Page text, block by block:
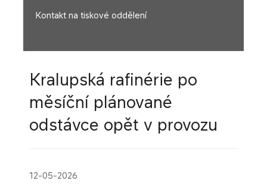
Kontakt na tiskové oddělení
Kralupská rafinérie po
měsíční plánované
odstávce opět v provozu
12-05-2026